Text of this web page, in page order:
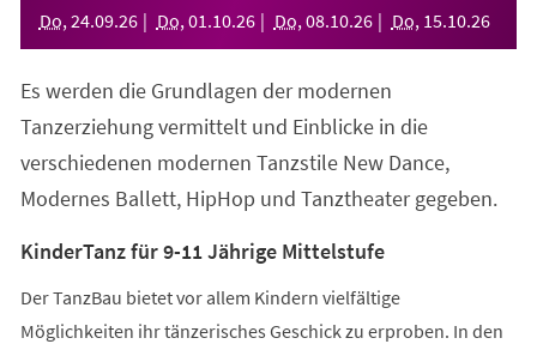
Do, 24.09.26 Do, 01 .10.26 Do, 08.10.26 Do, 15.10.26
Es werden die Grundlagen der modernen
Tanzerziehung vermittelt und Einblicke in die
verschiedenen modernen Tanzstile New Dance,
Modernes Ballett, HipHop und Tanztheater gegeben.
KinderTanz für 9-11 Jährige Mittelstufe
Der TanzBau bietet vor allem Kindern vielfältige
Möglichkeiten ihr tänzerisches Geschick zu erproben. In den